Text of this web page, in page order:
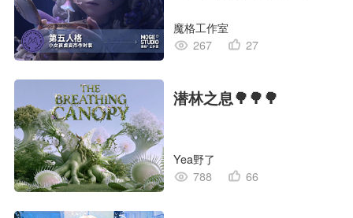
魔格工作室
267
27
潜林之息🌳🌳🌳
Yea野了
788
66